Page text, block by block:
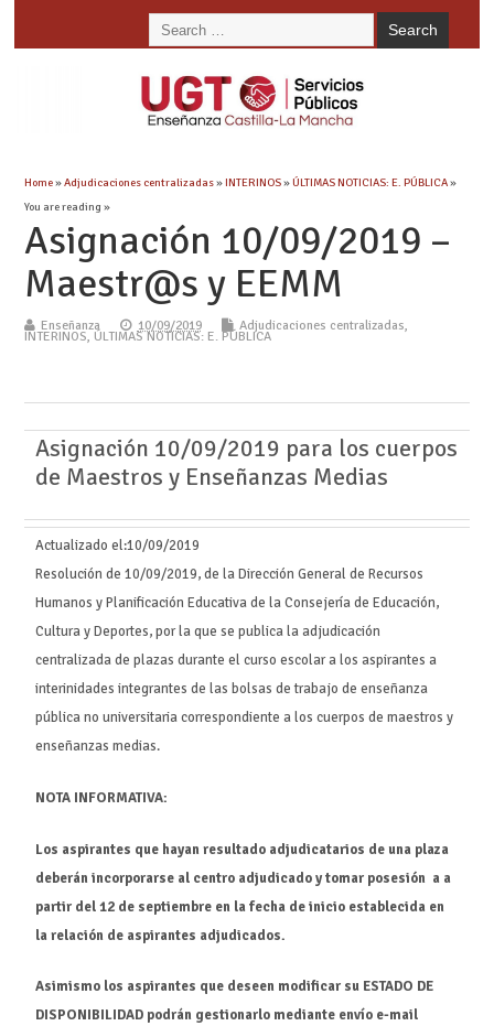
Home»Adjudicaciones centralizadas»INTERINOS»ÚLTIMAS NOTICIAS: E. PÚBLICA»
You are reading »
Asignación 10/09/2019 –
Maestr@s y EEMM
Enseñanza 10/09/2019 Adjudicaciones centralizadas,
INTERINOS, ÚLTIMAS NOTICIAS: E. PÚBLICA
Asignación 10/09/2019 para los cuerpos
de Maestros y Enseñanzas Medias
Actualizado el:10/09/2019
Resolución de 10/09/2019, de la Dirección General de Recursos
Humanos y Planificación Educativa de la Consejería de Educación,
Cultura y Deportes, por la que se publica la adjudicación
centralizada de plazas durante el curso escolar a los aspirantes a
interinidades integrantes de las bolsas de trabajo de enseñanza
pública no universitaria correspondiente a los cuerpos de maestros y
enseñanzas medias.
NOTA INFORMATIVA:
Los aspirantes que hayan resultado adjudicatarios de una plaza
deberán incorporarse al centro adjudicado y tomar posesión a a
partir del 12 de septiembre en la fecha de inicio establecida en
la relación de aspirantes adjudicados.
Asimismo los aspirantes que deseen modificar su ESTADO DE
DISPONIBILIDAD podrán gestionarlo mediante envío e-mail